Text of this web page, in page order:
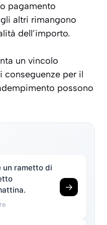
pagamento
altri rimangono
dell’importo.
un vincolo
per il
possono
un rametto di
→